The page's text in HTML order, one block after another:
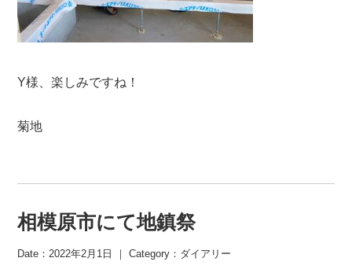
Y様、楽しみですね！
菊地
相模原市にて地鎮祭
Date：2022年2月1日 ｜ Category： ダイアリー